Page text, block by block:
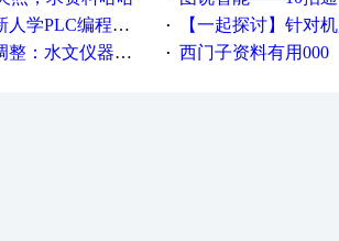
编程的心得体会 · 【一起探讨】针对机床业的伺服系统
类产品取消事前生产许可 · 西门子资料有用000